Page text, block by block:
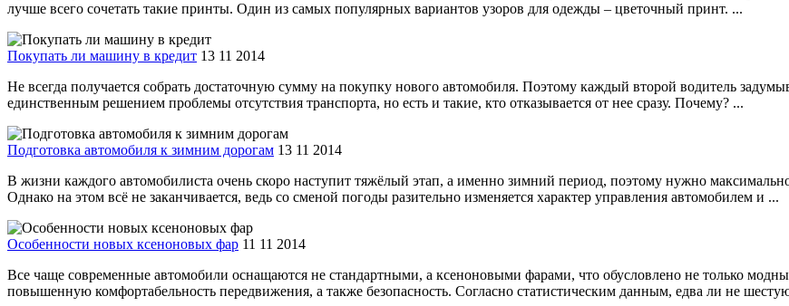
лучше всего сочетать такие принты. Один из самых популярных вариантов узоров для одежды – цветочный принт. ...
Покупать ли машину в кредит 13 11 2014
Не всегда получается собрать достаточную сумму на покупку нового автомобиля. Поэтому каждый второй водитель
единственным решением проблемы отсутствия транспорта, но есть и такие, кто отказывается от нее сразу. Почему? ...
Подготовка автомобиля к зимним дорогам 13 11 2014
В жизни каждого автомобилиста очень скоро наступит тяжёлый этап, а именно зимний период, поэтому нужно
Однако на этом всё не заканчивается, ведь со сменой погоды разительно изменяется характер управления автомобилем и ...
Особенности новых ксеноновых фар 11 11 2014
Все чаще современные автомобили оснащаются не стандартными, а ксеноновыми фарами, что обусловлено не только
повышенную комфортабельность передвижения, а также безопасность. Согласно статистическим данным, едва ли не